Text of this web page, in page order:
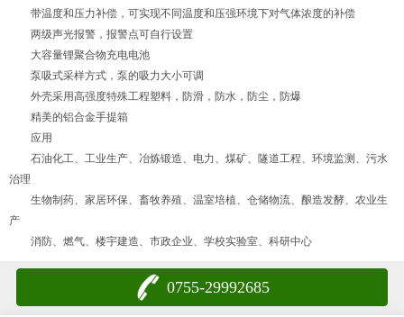
带温度和压力补偿，可实现不同温度和压强环境下对气体浓度的补偿
两级声光报警，报警点可自行设置
大容量锂聚合物充电电池
泵吸式采样方式，泵的吸力大小可调
外壳采用高强度特殊工程塑料，防滑，防水，防尘，防爆
精美的铝合金手提箱
应用
石油化工、工业生产、冶炼锻造、电力、煤矿、隧道工程、环境监测、污水
治理
生物制药、家居环保、畜牧养殖、温室培植、仓储物流、酿造发酵、农业生
产
消防、燃气、楼宇建造、市政企业、学校实验室、科研中心
0755-29992685